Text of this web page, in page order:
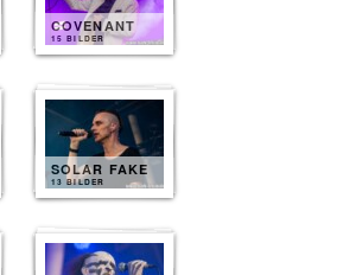
COVENANT
15 BILDER
SOLAR FAKE
13 BILDER